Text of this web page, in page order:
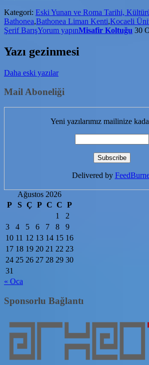
Kategori: Eski Yunan ve Roma Tarihi,
Bathonea,Bathonea Liman Kenti,Kocaeli
Şerif BarışYorum yapınMisafir Koltuğu 30
Yazı gezinmesi
Daha eski yazılar
Mail Aboneliği
Yeni yazılarımız mailinize
Delivered by
Ağustos 2026
P
S Ç P C C P
1
2
3
4 5 6 7 8
9
10 11 12 13 14 15 16
17 18 19 20 21 22 23
24 25 26 27 28 29 30
31
« Oca
Sponsorlu Bağlantı